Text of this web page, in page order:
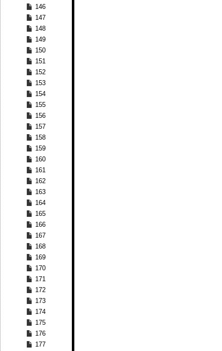
146
147
148
149
150
151
152
153
154
155
156
157
158
159
160
161
162
163
164
165
166
167
168
169
170
171
172
173
174
175
176
177